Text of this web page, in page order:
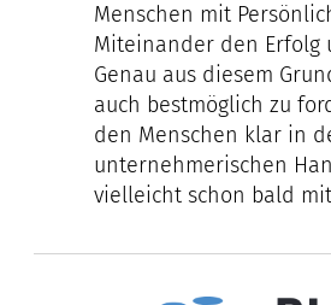
Menschen mit
Miteinander den Erfolg
Genau aus diesem
auch bestmöglich zu
den Menschen klar in
unternehmerischen
vielleicht schon bald